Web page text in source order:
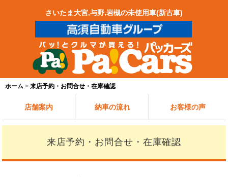
さいたま大宮,与野,岩槻の未使用車(新古車)
ホーム 来店予約・お問合せ・在庫確認
店舗案内 納車の流れ お客様の声
来店予約・お問合せ・在庫確認